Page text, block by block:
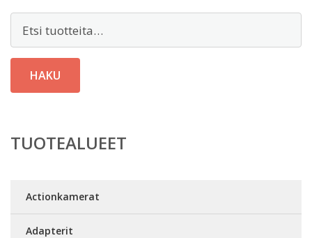
HAKU
TUOTEALUEET
Actionkamerat
Adapterit